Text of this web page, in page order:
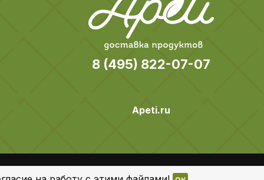
8 (495) 822-07-07
Apeti.ru
Все права защищены